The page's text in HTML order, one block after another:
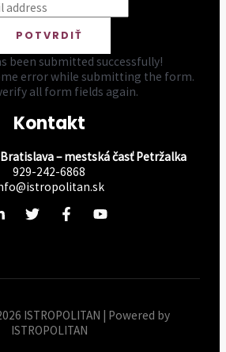
POTVRDIŤ
been submitted successfully!
error while submitting the form.
all form fields again.
Kontakt
– mestská časť Petržalka
929-242-6868
ISTROPOLITAN | Powered by
ISTROPOLITAN